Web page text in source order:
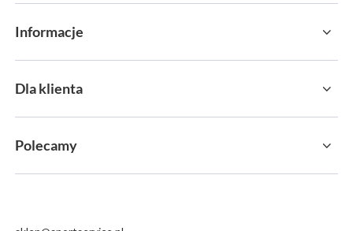
Informacje
Dla klienta
Polecamy